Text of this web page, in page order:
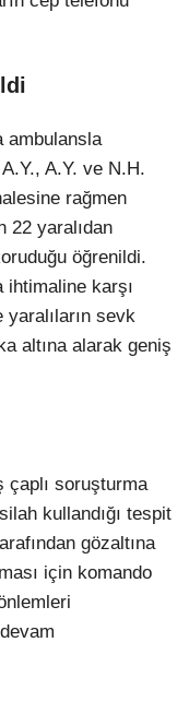
ambulansla
A.Y. ve N.H.
rağmen
22 yaralıdan
öğrenildi.
ihtimaline karşı
sevk
altına alarak geniş
çaplı soruşturma
kullandığı tespit
gözaltına
için komando